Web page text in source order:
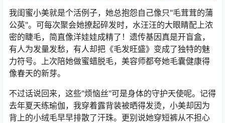
我闺蜜小美就是个活例子，她总抱怨自己像只"毛茸茸的蒲
公英"。可每次聚会她撩起碎发时，水汪汪的大眼睛配上浓
密的睫毛，简直像洋娃娃成精了！遗传基因真是开盲盒，
有人为发量发愁，有人却把《毛发旺盛》变成了独特的魅
力符号。上次陪她做蜜蜡脱毛，美容师都夸她毛囊健康得
像春天的新芽。
不过话说回来，这些"烦恼丝"可是身体的守护天使呢。记得
去年夏天练瑜伽，我穿着露背装被晒得发烫，小美却因为
背上的小绒毛早早排散了汗珠。更别说她穿短裤从不担心